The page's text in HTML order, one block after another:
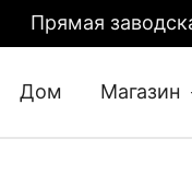
Прямая
Дом Магазин